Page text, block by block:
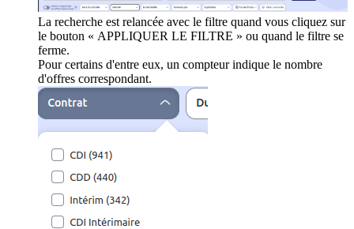
La recherche est relancée avec le filtre quand vous cliquez sur
le bouton « APPLIQUER LE FILTRE » ou quand le filtre se
ferme.
Pour certains d'entre eux, un compteur indique le nombre
d'offres correspondant.